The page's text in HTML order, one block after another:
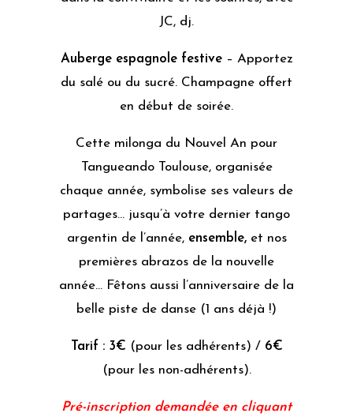
JC, dj.
Auberge espagnole festive – Apportez
du salé ou du sucré. Champagne offert
en début de soirée.
Cette milonga du Nouvel An pour
Tangueando Toulouse, organisée
chaque année, symbolise ses valeurs de
partages… jusqu’à votre dernier tango
argentin de l’année, ensemble, et nos
premières abrazos de la nouvelle
année… Fêtons aussi l’anniversaire de la
belle piste de danse (1 ans déjà !)
Tarif : 3€ (pour les adhérents) / 6€
(pour les non-adhérents).
Pré-inscription demandée en cliquant